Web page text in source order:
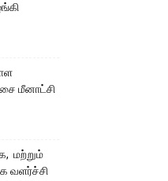
மீனாட்சி
மற்றும்
வளர்ச்சி